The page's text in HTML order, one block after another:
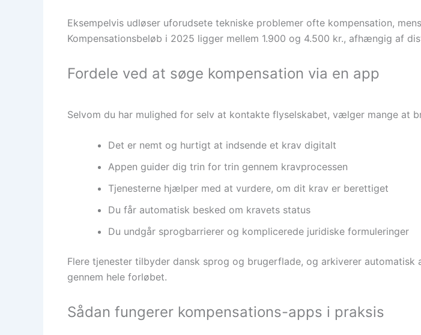
Eksempelvis udløser uforudsete tekniske problemer ofte kompensation,
Kompensationsbeløb i 2025 ligger mellem 1.900 og 4.500 kr., afhængig af
Fordele ved at søge kompensation via en app
Selvom du har mulighed for selv at kontakte flyselskabet, vælger mange at
Det er nemt og hurtigt at indsende et krav digitalt
Appen guider dig trin for trin gennem kravprocessen
Tjenesterne hjælper med at vurdere, om dit krav er berettiget
Du får automatisk besked om kravets status
Du undgår sprogbarrierer og komplicerede juridiske formuleringer
Flere tjenester tilbyder dansk sprog og brugerflade, og arkiverer
gennem hele forløbet.
Sådan fungerer kompensations-apps i praksis